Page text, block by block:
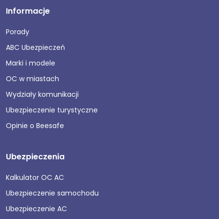
Informacje
Porady
ABC Ubezpieczeń
Marki i modele
OC w miastach
Wydziały komunikacji
Ubezpieczenie turystyczne
Opinie o Beesafe
Ubezpieczenia
Kalkulator OC AC
Ubezpieczenie samochodu
Ubezpieczenie AC